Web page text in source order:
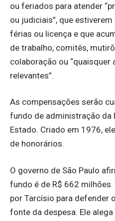
ou feriados para atender
ou judiciais”, que
férias ou licença e que
de trabalho, comitês,
colaboração ou “quaisquer
relevantes”.
As compensações serão
fundo de administração da
Estado. Criado em 1976,
de honorários.
O governo de São Paulo
fundo é de R$ 662
por Tarcísio para defender
fonte da despesa. Ele